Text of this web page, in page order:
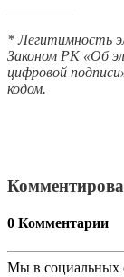
* Легитимность
Законом РК «Об
цифровой
кодом.
0 Комментарии
Мы в социальных